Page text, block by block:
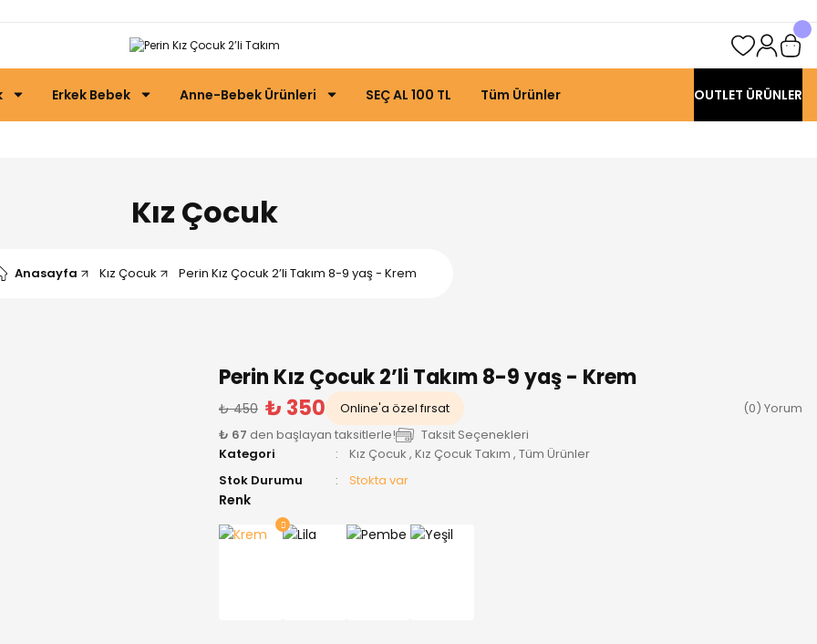
Erkek Bebek Anne-Bebek Ürünleri SEÇ AL 100 TL Tüm Ürünler OUTLET ÜRÜNLER
Kız Çocuk
Anasayfa Kız Çocuk Perin Kız Çocuk 2’li Takım 8-9 yaş - Krem
Perin Kız Çocuk 2’li Takım 8-9 yaş - Krem
₺ 450 ₺ 350 Online'a özel fırsat
(0) Yorum
₺ 67 den başlayan taksitlerle!
Taksit Seçenekleri
Kategori
Kız Çocuk , Kız Çocuk Takım , Tüm Ürünler
Stok Durumu
Stokta var
Renk